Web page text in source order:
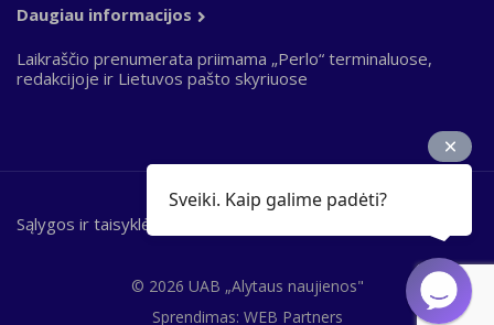
Daugiau informacijos
Laikraščio prenumerata priimama „Perlo“ terminaluose,
redakcijoje ir Lietuvos pašto skyriuose
© 2026 UAB „Alytaus naujienos"
Bottom
Sąlygos ir taisyklės
Sprendimas: WEB Partners
Sveiki. Kaip galime padėti?